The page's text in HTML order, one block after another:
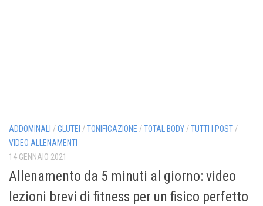
ADDOMINALI /GLUTEI /TONIFICAZIONE /TOTAL BODY /TUTTI I POST /
VIDEO ALLENAMENTI
14 GENNAIO 2021
Allenamento da 5 minuti al giorno: video
lezioni brevi di fitness per un fisico perfetto